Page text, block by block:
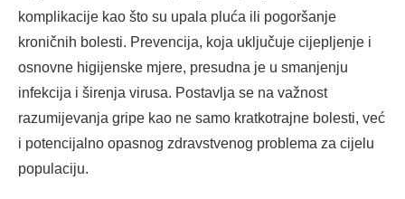
komplikacije kao što su upala pluća ili pogoršanje
kroničnih bolesti. Prevencija, koja uključuje cijepljenje i
osnovne higijenske mjere, presudna je u smanjenju
infekcija i širenja virusa. Postavlja se na važnost
razumijevanja gripe kao ne samo kratkotrajne bolesti, već
i potencijalno opasnog zdravstvenog problema za cijelu
populaciju.